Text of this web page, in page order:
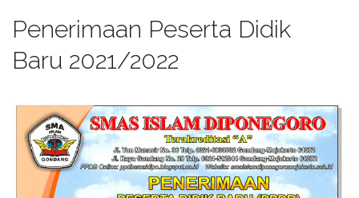
Penerimaan Peserta Didik
Baru 2021/2022